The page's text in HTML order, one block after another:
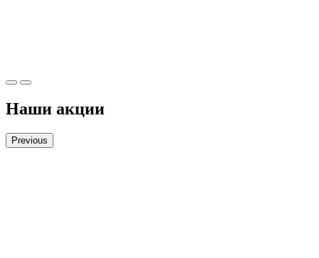
Наши акции
Previous